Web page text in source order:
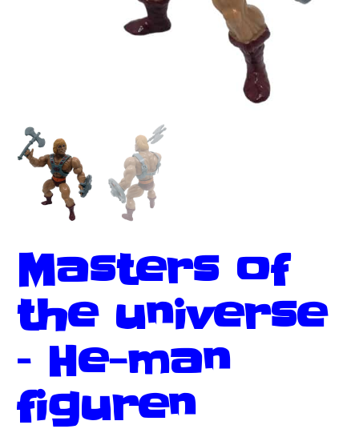
Masters of
the universe
– He-man
figuren